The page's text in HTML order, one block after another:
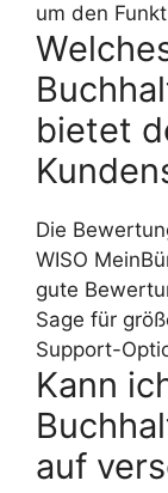
um den
bietet
Die
WISO
gute
Sage für
Support-
Kann
auf